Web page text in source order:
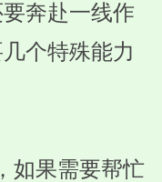
奔赴一线作
个特殊能力
如果需要帮忙